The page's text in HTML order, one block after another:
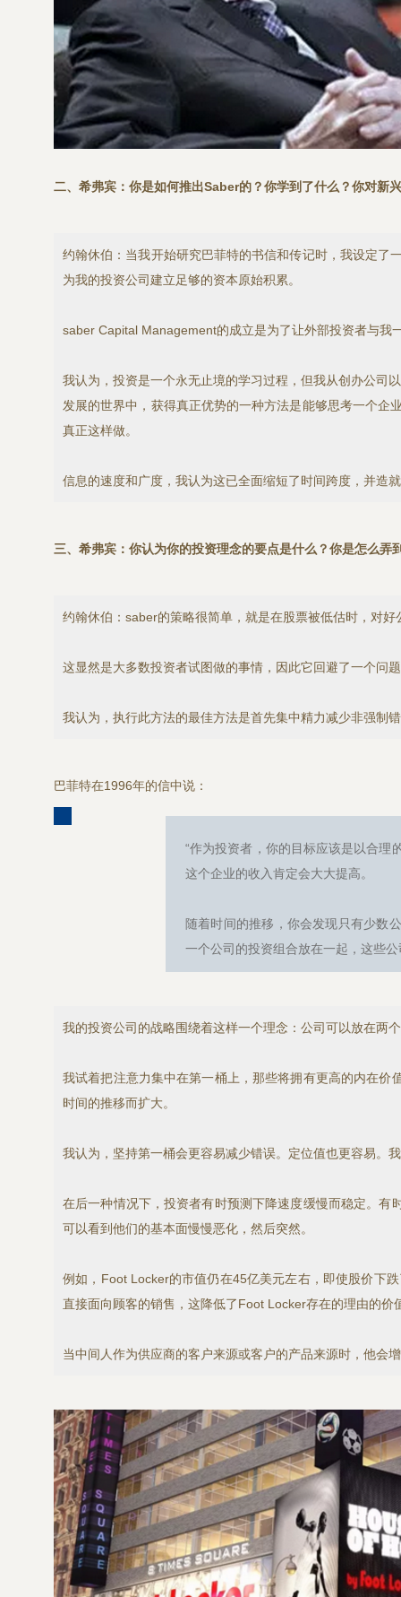
二、希弗宾：你是如何推出Saber的？你学到了什么？你对新
约翰休伯：当我开始研究巴菲特的书信和传记时，我设定了
为我的投资公司建立足够的资本原始积累。
saber Capital Management的成立是为了让外部投资者与我
我认为，投资是一个永无止境的学习过程，但我从创办公司
发展的世界中，获得真正优势的一种方法是能够思考一个
真正这样做。
信息的速度和广度，我认为这已全面缩短了时间跨度，并造
三、希弗宾：你认为你的投资理念的要点是什么？你是怎么弄
约翰休伯：saber的策略很简单，就是在股票被低估时，对好
这显然是大多数投资者试图做的事情，因此它回避了一个问
我认为，执行此方法的最佳方法是首先集中精力减少非强制
巴菲特在1996年的信中说：
“作为投资者，你的目标应该是以合理
这个企业的收入肯定会大大提高。
随着时间的推移，你会发现只有少数
一个公司的投资组合放在一起，这些
我的投资公司的战略围绕着这样一个理念：公司可以放在两
我试着把注意力集中在第一桶上，那些将拥有更高的内在
时间的推移而扩大。
我认为，坚持第一桶会更容易减少错误。定位值也更容易。
在后一种情况下，投资者有时预测下降速度缓慢而稳定。
可以看到他们的基本面慢慢恶化，然后突然。
例如，Foot Locker的市值仍在45亿美元左右，即使股价下
直接面向顾客的销售，这降低了Foot Locker存在的理由的价
当中间人作为供应商的客户来源或客户的产品来源时，他会